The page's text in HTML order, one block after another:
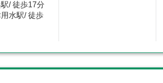
/ 徒歩17分
水駅/ 徒歩